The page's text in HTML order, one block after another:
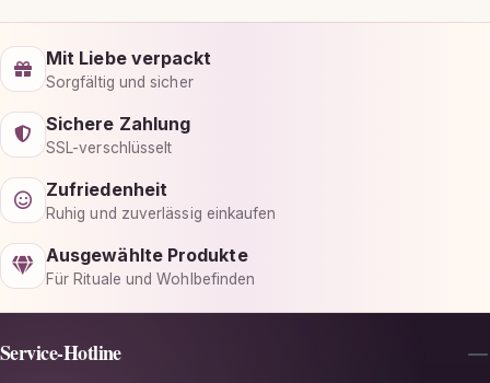
Mit Liebe verpackt
Sorgfältig und sicher
Sichere Zahlung
SSL-verschlüsselt
Zufriedenheit
Ruhig und zuverlässig einkaufen
Ausgewählte Produkte
Für Rituale und Wohlbefinden
Service-Hotline